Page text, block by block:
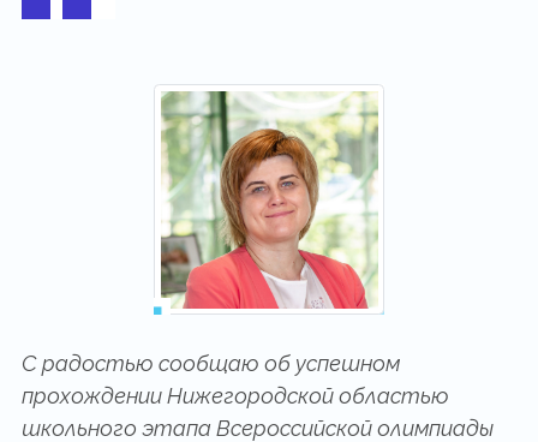
С радостью сообщаю об успешном
прохождении Нижегородской областью
школьного этапа Всероссийской олимпиады